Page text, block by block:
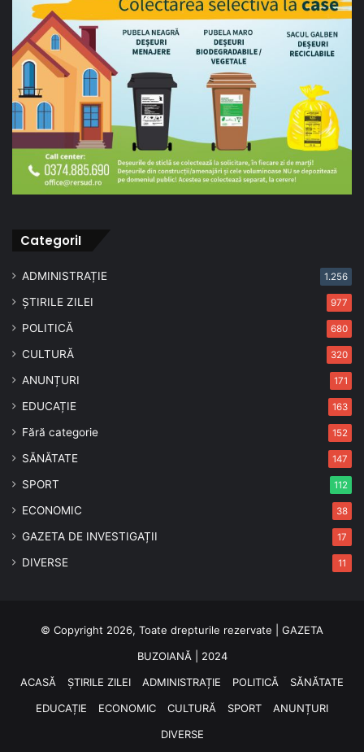
CategoriI
ADMINISTRAȚIE 1.256
ȘTIRILE ZILEI 977
POLITICĂ 680
CULTURĂ 320
ANUNȚURI 171
EDUCAȚIE 163
Fără categorie 152
SĂNĂTATE 147
SPORT 112
ECONOMIC 38
GAZETA DE INVESTIGAȚII 17
DIVERSE 11
© Copyright 2026, Toate drepturile rezervate | GAZETA
BUZOIANĂ | 2024
ACASĂ
ȘTIRILE ZILEI ADMINISTRAȚIE POLITICĂ
SĂNĂTATE
EDUCAȚIE
ECONOMIC CULTURĂ SPORT
ANUNȚURI
DIVERSE